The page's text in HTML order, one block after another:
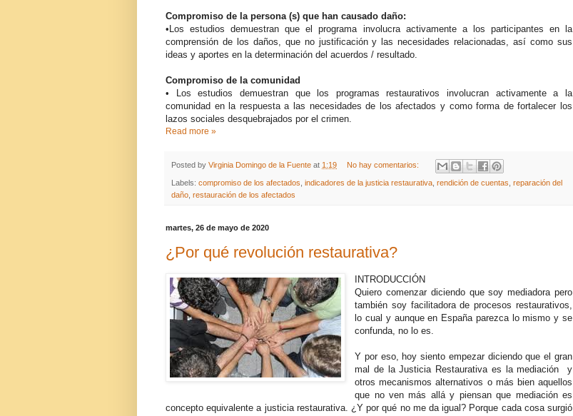
Compromiso de la persona (s) que han causado daño:
•Los estudios demuestran que el programa involucra activamente a los participantes en la
comprensión de los daños, que no justificación y las necesidades relacionadas, así como sus
ideas y aportes en la determinación del acuerdos / resultado.
Compromiso de la comunidad
• Los estudios demuestran que los programas restaurativos involucran activamente a la
comunidad en la respuesta a las necesidades de los afectados y como forma de fortalecer los
lazos sociales desquebrajados por el crimen.
Read more »
Posted by Virginia Domingo de la Fuente at 1:19 No hay comentarios:
Labels: compromiso de los afectados indicadores de la justicia restaurativa rendición de cuentas reparación del
daño restauración de los afectados
martes, 26 de mayo de 2020
¿Por qué revolución restaurativa?
INTRODUCCIÓN
Quiero comenzar diciendo que soy mediadora pero
también soy facilitadora de procesos restaurativos,
lo cual y aunque en España parezca lo mismo y se
confunda, no lo es.
Y por eso, hoy siento empezar diciendo que el gran
mal de la Justicia Restaurativa es la mediación y
otros mecanismos alternativos o más bien aquellos
que no ven más allá y piensan que mediación es
concepto equivalente a justicia restaurativa. ¿Y por qué no me da igual? Porque cada cosa surgió